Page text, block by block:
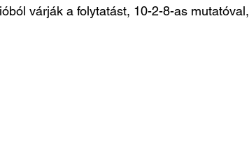
várják a folytatást, 10-2-8-as mutatóval,